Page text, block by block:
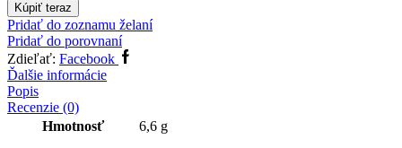
Kúpiť teraz
Pridať do zoznamu želaní
Pridať do porovnaní
Zdieľať: Facebook
Ďalšie informácie
Popis
Recenzie (0)
Hmotnosť
6,6 g